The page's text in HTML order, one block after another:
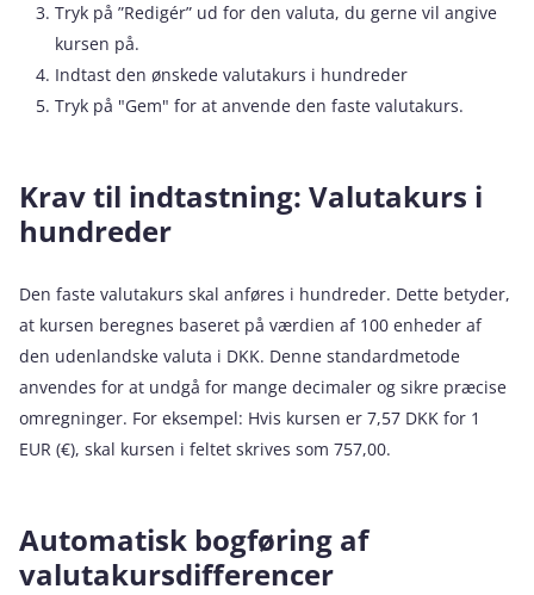
Tryk på ”Redigér” ud for den valuta, du gerne vil angive
kursen på.
Indtast den ønskede valutakurs i hundreder
Tryk på "Gem" for at anvende den faste valutakurs.
Krav til indtastning: Valutakurs i
hundreder
Den faste valutakurs skal anføres i hundreder. Dette betyder,
at kursen beregnes baseret på værdien af 100 enheder af
den udenlandske valuta i DKK. Denne standardmetode
anvendes for at undgå for mange decimaler og sikre præcise
omregninger. For eksempel: Hvis kursen er 7,57 DKK for 1
EUR (€), skal kursen i feltet skrives som 757,00.
Automatisk bogføring af
valutakursdifferencer